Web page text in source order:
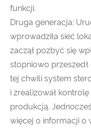
funkcji.
Druga generacja:
wprowadziła sieć
zaczął pozbyć się
stopniowo
tej chwili system
i zrealizował
produkcją.
więcej o informacji o